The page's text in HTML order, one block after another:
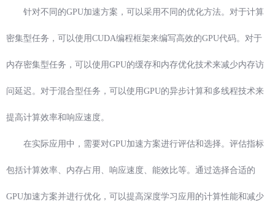
针对不同的GPU加速方案，可以采用不同的优化方法。对于计算
密集型任务，可以使用CUDA编程框架来编写高效的GPU代码。对于
内存密集型任务，可以使用GPU的缓存和内存优化技术来减少内存访
问延迟。对于混合型任务，可以使用GPU的异步计算和多线程技术来
提高计算效率和响应速度。
在实际应用中，需要对GPU加速方案进行评估和选择。评估指标
包括计算效率、内存占用、响应速度、能效比等。通过选择合适的
GPU加速方案并进行优化，可以提高深度学习应用的计算性能和减少